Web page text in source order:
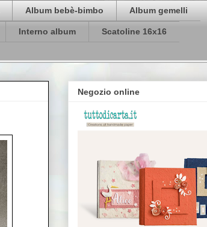
Album bebè-bimbo Album gemelli
Interno album Scatoline 16x16
Negozio online